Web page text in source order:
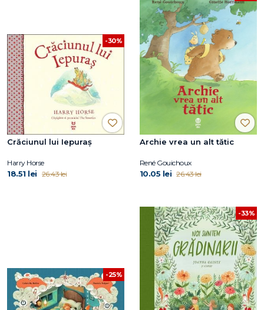
-30%
Crăciunul lui Iepuraș
Harry Horse
18.51 lei 26.43 lei
Archie vrea un alt tătic
René Gouichoux
10.05 lei 26.43 lei
-25%
-33%